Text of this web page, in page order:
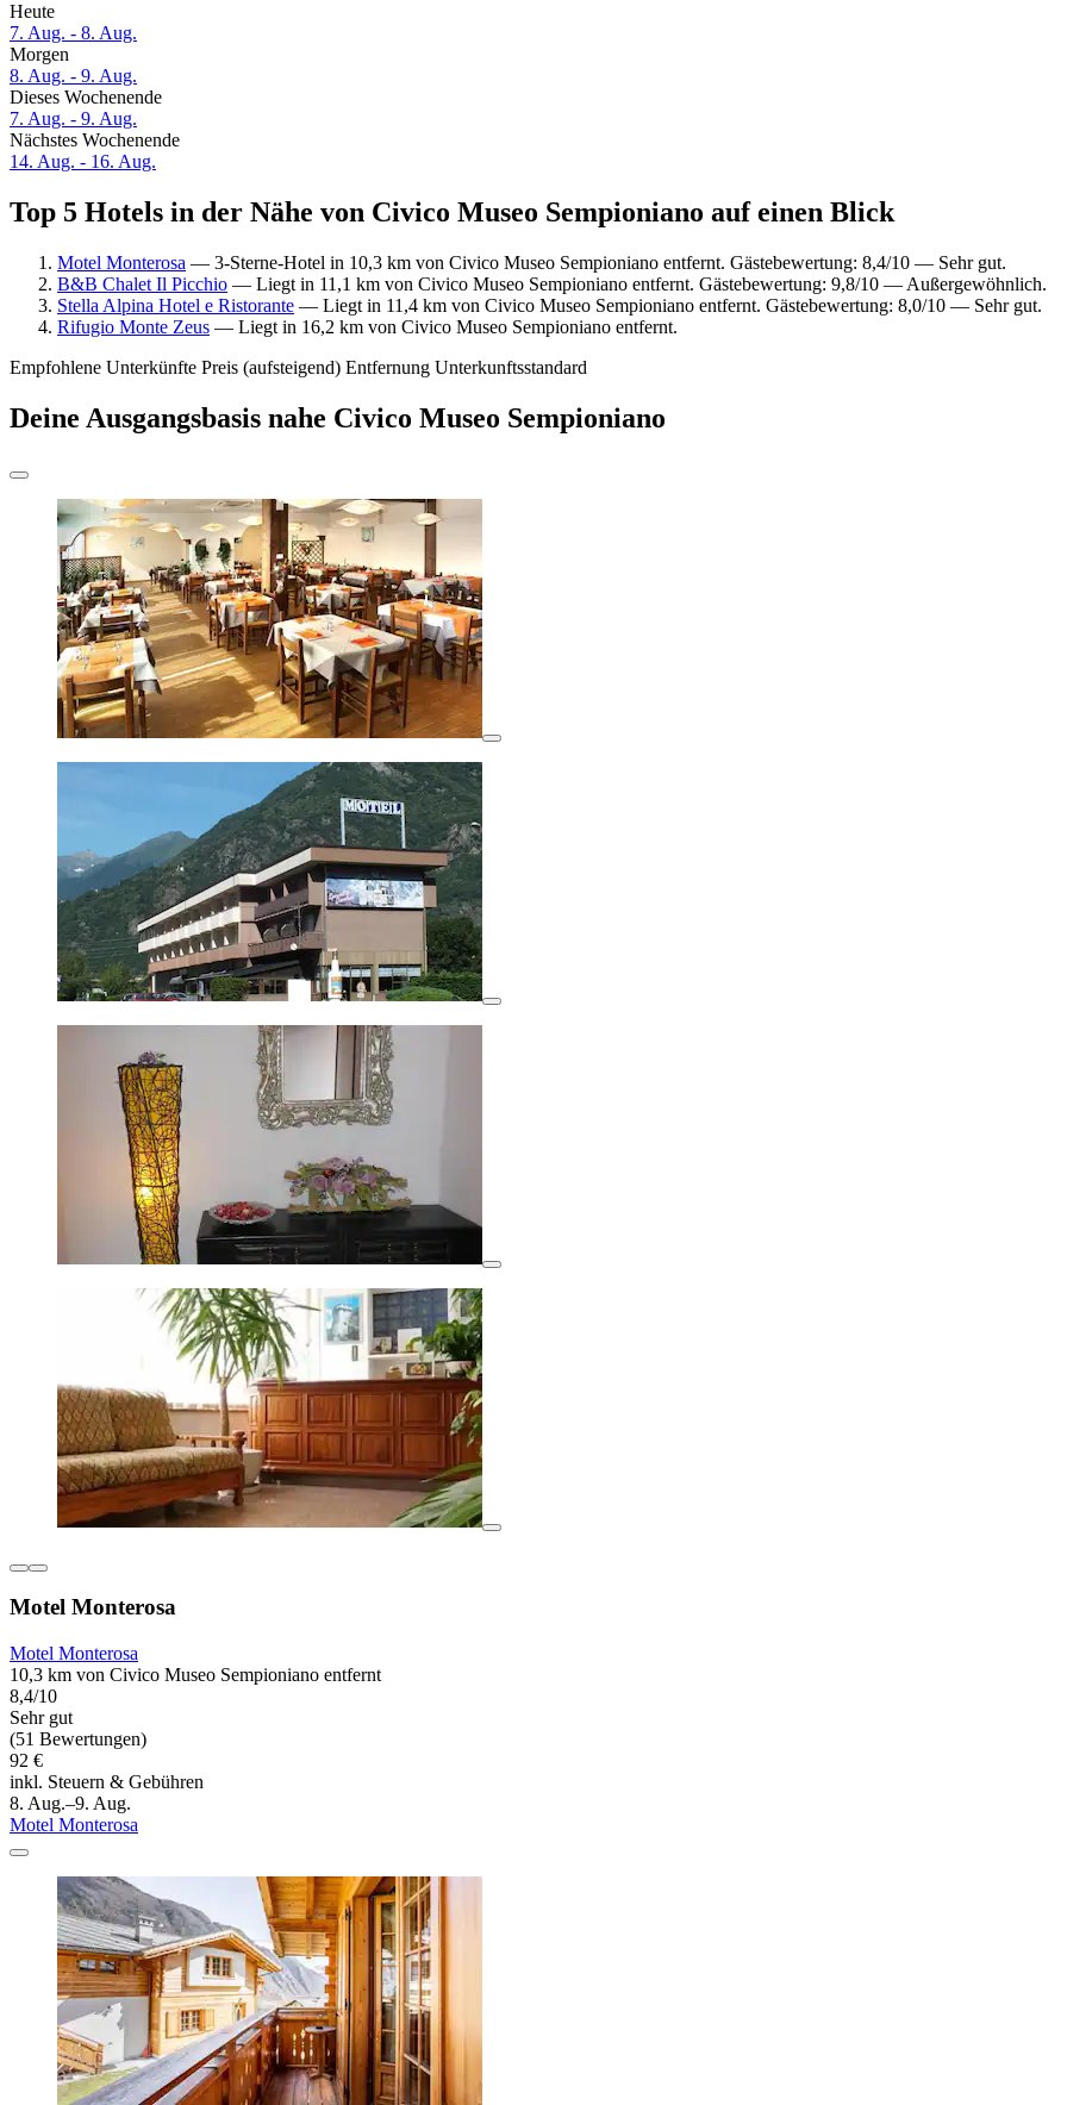
Heute
7. Aug. - 8. Aug.
Morgen
8. Aug. - 9. Aug.
Dieses Wochenende
7. Aug. - 9. Aug.
Nächstes Wochenende
14. Aug. - 16. Aug.
Top 5 Hotels in der Nähe von Civico Museo Sempioniano auf einen Blick
Motel Monterosa — 3-Sterne-Hotel in 10,3 km von Civico Museo Sempioniano entfernt. Gästebewertung: 8,4/10 — Sehr gut.
B&B Chalet Il Picchio — Liegt in 11,1 km von Civico Museo Sempioniano entfernt. Gästebewertung: 9,8/10 — Außergewöhnlich.
Stella Alpina Hotel e Ristorante — Liegt in 11,4 km von Civico Museo Sempioniano entfernt. Gästebewertung: 8,0/10 — Sehr gut.
Rifugio Monte Zeus — Liegt in 16,2 km von Civico Museo Sempioniano entfernt.
Empfohlene Unterkünfte Preis (aufsteigend) Entfernung Unterkunftsstandard
Deine Ausgangsbasis nahe Civico Museo Sempioniano
Motel Monterosa
Motel Monterosa
10,3 km von Civico Museo Sempioniano entfernt
8,4/10
Sehr gut
(51 Bewertungen)
92 €
inkl. Steuern & Gebühren
8. Aug.–9. Aug.
Motel Monterosa